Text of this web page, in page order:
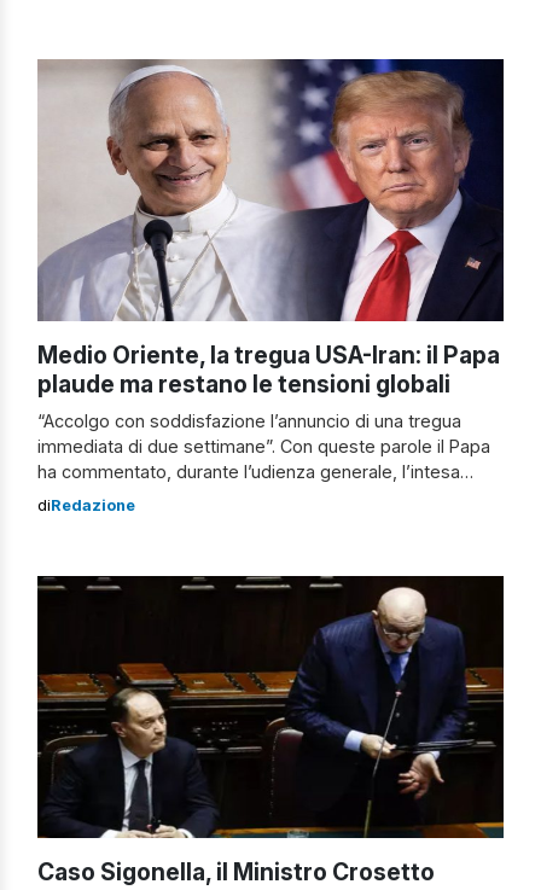
“Potrebbero riprendere entro due giorni, ma […]
Medio Oriente, la tregua USA-Iran: il Papa
plaude ma restano le tensioni globali
“Accolgo con soddisfazione l’annuncio di una tregua
immediata di due settimane”. Con queste parole il Papa
ha commentato, durante l’udienza generale, l’intesa
raggiunta tra Stati Uniti e Iran. L’accordo prevede una
l’ultimatum a Teheran, subordinando però la tregua
diRedazione
Caso Sigonella, il Ministro Crosetto